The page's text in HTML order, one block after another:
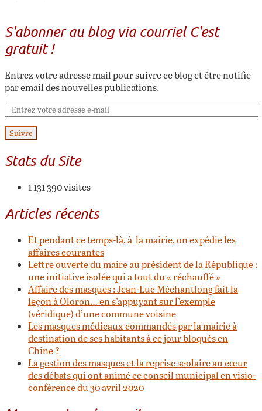
S'abonner au blog via courriel C'est
gratuit !
Entrez votre adresse mail pour suivre ce blog et être notifié
par email des nouvelles publications.
Suivre
Stats du Site
1 131 390 visites
Articles récents
Et pendant ce temps-là, à la mairie, on expédie les
affaires courantes
Lettre ouverte du maire au président de la République :
une initiative isolée qui a tout du « réchauffé »
Affaire des masques : Jean-Luc Méchantlong fait la
leçon à Oloron… en s’appuyant sur l’exemple
(véridique) d’une commune voisine
Les masques médicaux commandés par la mairie à
destination de ses habitants à ce jour bloqués en
Chine ?
La gestion des masques et la reprise scolaire au cœur
des débats qui ont animé ce conseil municipal en visio-
conférence du 30 avril 2020